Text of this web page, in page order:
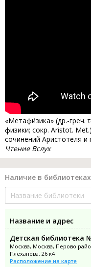
«Метафи́зика» (др.-греч.
физики; сокр. Aristot.
сочинений Аристотеля и
Чтение Вслух
Наличие в библиотеках
Название и адрес
Детская библиотека
Москва, Москва, Перово
Плеханова, 26 к4
Расположение на карте